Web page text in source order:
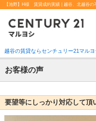
【池野】H様 賃貸成約実績 | 越谷、北越谷の
越谷の賃貸ならセンチュリー21マルヨ
お客様の声
要望等にしっかり対応して頂